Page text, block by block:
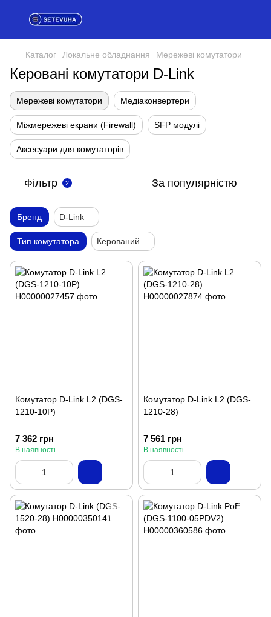
Каталог Локальне обладнання Мережеві комутатори
Керовані комутатори D-Link
Мережеві комутатори Медіаконвертери
Міжмережеві екрани (Firewall) SFP модулі
Аксесуари для комутаторів
Фільтр 2 За популярністю
Бренд D-Link
Тип комутатора Керований
Комутатор D-Link L2 (DGS-
1210-10P)
7 362 грн
В наявності
Комутатор D-Link L2 (DGS-
1210-28)
7 561 грн
В наявності